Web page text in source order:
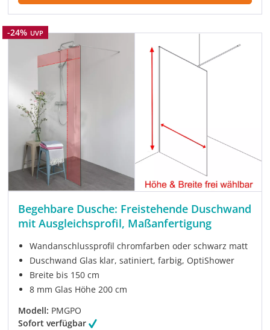
Rabatt
-24% UVP
Begehbare Dusche: Freistehende Duschwand
mit Ausgleichsprofil, Maßanfertigung
Wandanschlussprofil chromfarben oder schwarz matt
Duschwand Glas klar, satiniert, farbig, OptiShower
Breite bis 150 cm
8 mm Glas Höhe 200 cm
Modell: PMGPO
Sofort verfügbar